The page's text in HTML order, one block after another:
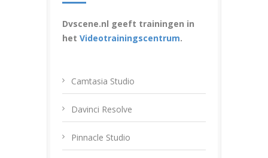
Dvscene.nl geeft trainingen in
het Videotrainingscentrum.
Camtasia Studio
Davinci Resolve
Pinnacle Studio